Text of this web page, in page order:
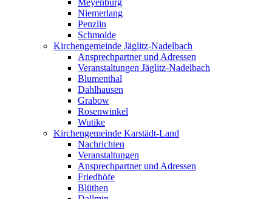
Meyenburg
Niemerlang
Penzlin
Schmolde
Kirchengemeinde Jäglitz-Nadelbach
Ansprechpartner und Adressen
Veranstaltungen Jäglitz-Nadelbach
Blumenthal
Dahlhausen
Grabow
Rosenwinkel
Wutike
Kirchengemeinde Karstädt-Land
Nachrichten
Veranstaltungen
Ansprechpartner und Adressen
Friedhöfe
Blüthen